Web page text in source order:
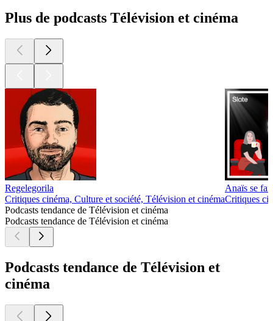
Plus de podcasts Télévision et cinéma
Regelegorila
Critiques cinéma, Culture et société, Télévision et cinéma
Anaïs se
Critiques
Podcasts tendance de Télévision et cinéma
Podcasts tendance de Télévision et cinéma
Podcasts tendance de Télévision et
cinéma